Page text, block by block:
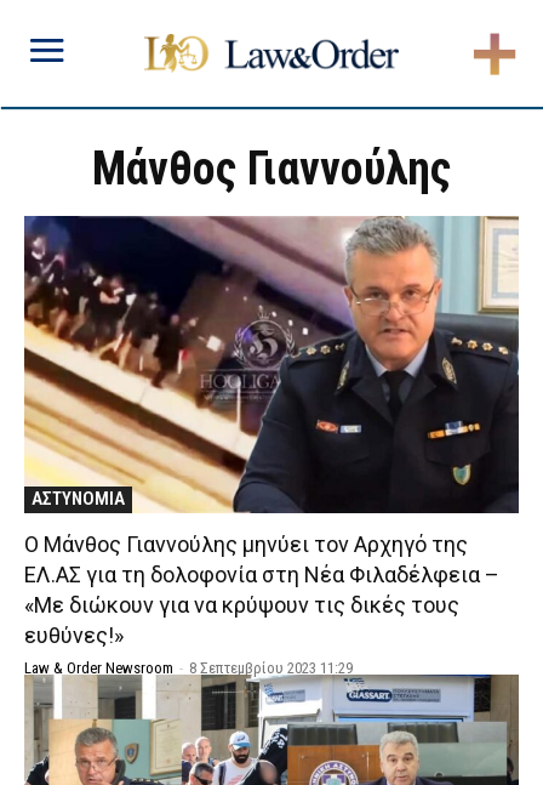
Μάνθος Γιαννούλης
ΑΣΤΥΝΟΜΙΑ
Ο Μάνθος Γιαννούλης μηνύει τον Αρχηγό της
ΕΛ.ΑΣ για τη δολοφονία στη Νέα Φιλαδέλφεια –
«Με διώκουν για να κρύψουν τις δικές τους
ευθύνες!»
Law & Order Newsroom - 8 Σεπτεμβρίου 2023 11:29